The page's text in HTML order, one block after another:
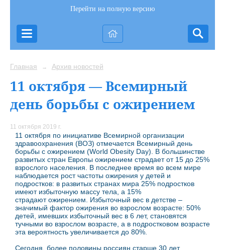
Перейти на полную версию
Главная → Архив новостей
11 октября — Всемирный
день борьбы с ожирением
11 октября 2019 г.
11 октября по инициативе Всемирной организации
здравоохранения (ВОЗ) отмечается Всемирный день
борьбы с ожирением (World Obesity Day). В большинстве
развитых стран Европы ожирением страдает от 15 до 25%
взрослого населения. В последнее время во всем мире
наблюдается рост частоты ожирения у детей и
подростков: в развитых странах мира 25% подростков
имеют избыточную массу тела, а 15%
страдают ожирением. Избыточный вес в детстве –
значимый фактор ожирения во взрослом возрасте: 50%
детей, имевших избыточный вес в 6 лет, становятся
тучными во взрослом возрасте, а в подростковом возрасте
эта вероятность увеличивается до 80%.
Сегодня, более половины россиян старше 30 лет